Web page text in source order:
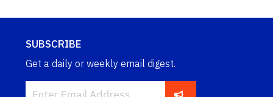
SUBSCRIBE
Get a daily or weekly email digest.